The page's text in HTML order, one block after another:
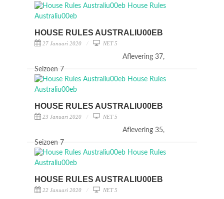
HOUSE RULES AUSTRALIU00EB
27 Januari 2020 NET 5
Aflevering 37,
Seizoen 7
HOUSE RULES AUSTRALIU00EB
23 Januari 2020 NET 5
Aflevering 35,
Seizoen 7
HOUSE RULES AUSTRALIU00EB
22 Januari 2020 NET 5